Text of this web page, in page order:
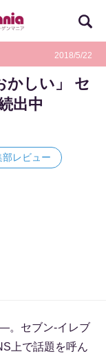
2018/5/22
かしい」 セ
出中
部レビュー
。セブン‐イレブ
上で話題を呼ん